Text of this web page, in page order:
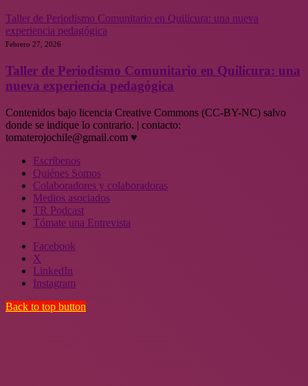
Taller de Periodismo Comunitario en Quilicura: una nueva
experiencia pedagógica
Febrero 27, 2026
Taller de Periodismo Comunitario en Quilicura: una
nueva experiencia pedagógica
Contenidos bajo licencia Creative Commons (CC-BY-NC) salvo
donde se indique lo contrario. | contacto:
tomaterojochile@gmail.com ♥
Escríbenos
Quiénes Somos
Colaboradores y colaboradoras
Medios asociados
TR Podcast
Tómate una Entrevista
Facebook
X
LinkedIn
Instagram
Back to top button